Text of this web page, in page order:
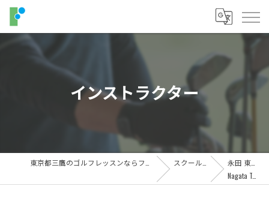
インストラクター
スクール紹介
永田 東吾
Nagata Togo